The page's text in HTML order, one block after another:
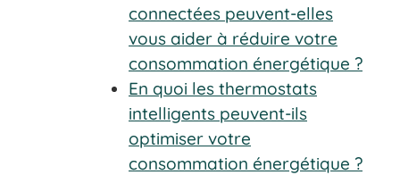
connectées peuvent-elles
vous aider à réduire votre
consommation énergétique ?
En quoi les thermostats
intelligents peuvent-ils
optimiser votre
consommation énergétique ?